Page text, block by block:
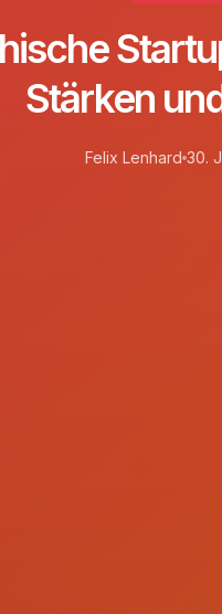
Stärken
Felix Lenhard 30.